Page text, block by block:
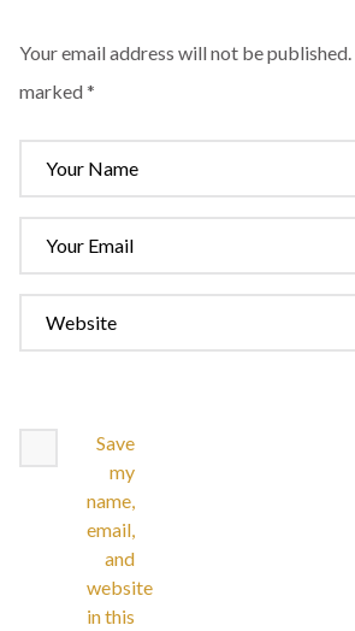
Your email address will not be published.
marked *
Save
my
name,
email,
and
website
in this